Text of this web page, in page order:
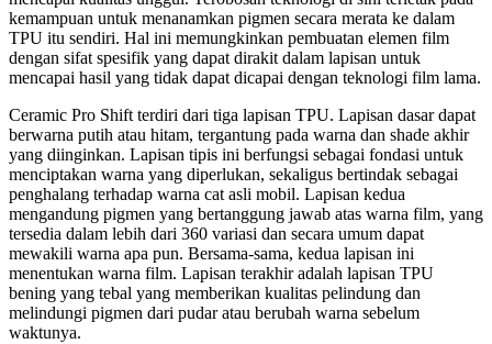
kemampuan untuk menanamkan pigmen secara merata ke dalam
TPU itu sendiri. Hal ini memungkinkan pembuatan elemen film
dengan sifat spesifik yang dapat dirakit dalam lapisan untuk
mencapai hasil yang tidak dapat dicapai dengan teknologi film lama.
Ceramic Pro Shift terdiri dari tiga lapisan TPU. Lapisan dasar dapat
berwarna putih atau hitam, tergantung pada warna dan shade akhir
yang diinginkan. Lapisan tipis ini berfungsi sebagai fondasi untuk
menciptakan warna yang diperlukan, sekaligus bertindak sebagai
penghalang terhadap warna cat asli mobil. Lapisan kedua
mengandung pigmen yang bertanggung jawab atas warna film, yang
tersedia dalam lebih dari 360 variasi dan secara umum dapat
mewakili warna apa pun. Bersama-sama, kedua lapisan ini
menentukan warna film. Lapisan terakhir adalah lapisan TPU
bening yang tebal yang memberikan kualitas pelindung dan
melindungi pigmen dari pudar atau berubah warna sebelum
waktunya.